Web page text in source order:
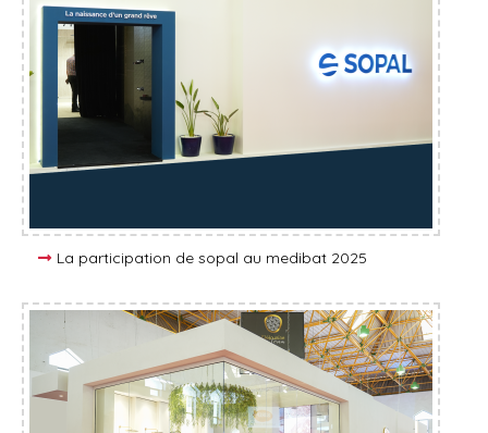
La participation de sopal au medibat 2025